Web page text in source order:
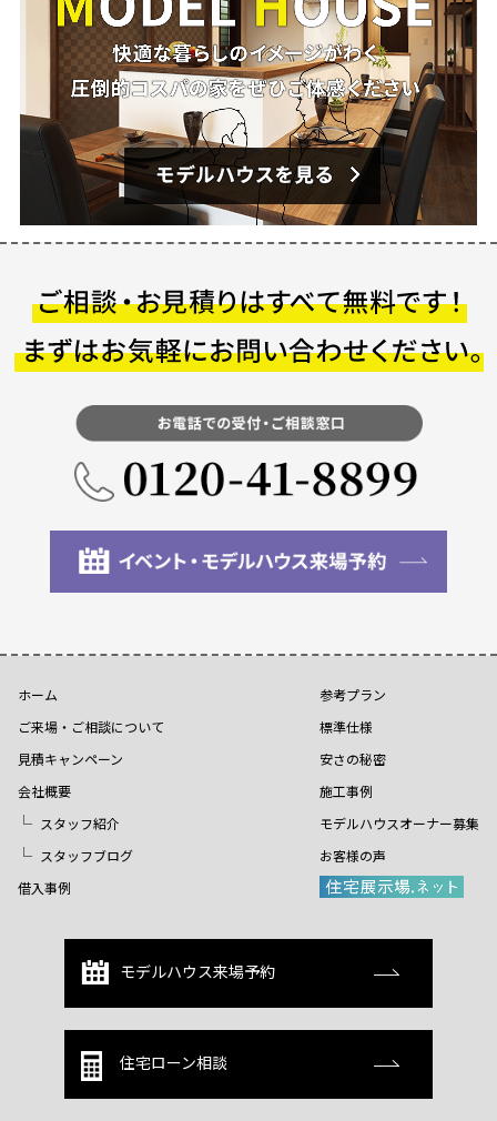
ホーム
ご来場・ご相談について
見積キャンペーン
会社概要
スタッフ紹介
スタッフブログ
借入事例
参考プラン
標準仕様
安さの秘密
施工事例
モデルハウスオーナー募集
お客様の声
モデルハウス来場予約
住宅ローン相談